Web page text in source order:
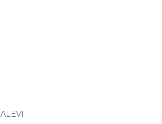
ALEVI